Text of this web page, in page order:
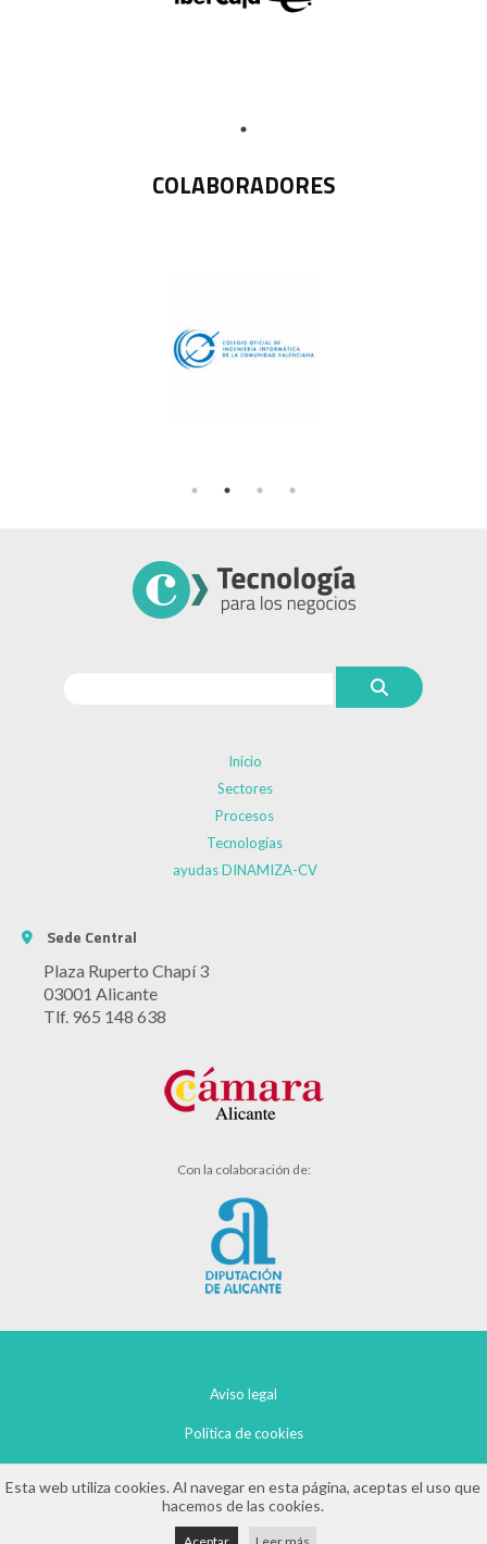
COLABORADORES
Inicio
Sectores
Procesos
Tecnologías
ayudas DINAMIZA-CV
Sede Central
Plaza Ruperto Chapí 3
03001 Alicante
Tlf. 965 148 638
Con la colaboración de:
Aviso legal
Política de cookies
Esta web utiliza cookies. Al navegar en esta página, aceptas el uso que
hacemos de las cookies.